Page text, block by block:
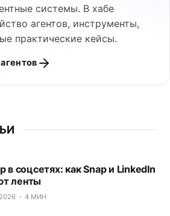
системы. В хабе
агентов, инструменты,
практические кейсы.
в соцсетях: как Snap и LinkedIn
ленты
4 МИН